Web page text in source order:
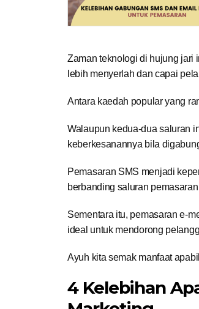
Zaman teknologi di hujung jari
lebih menyerlah dan capai
Antara kaedah popular yang
Walaupun kedua-dua saluran
keberkesanannya bila
Pemasaran SMS menjadi
berbanding saluran
Sementara itu, pemasaran e-
ideal untuk mendorong
Ayuh kita semak manfaat
4 Kelebihan